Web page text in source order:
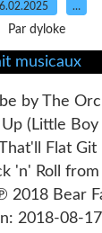
…
Par dyloke
by The
(Little Boy
Flat Git
'n' Roll
2018 Bear
2018-08-